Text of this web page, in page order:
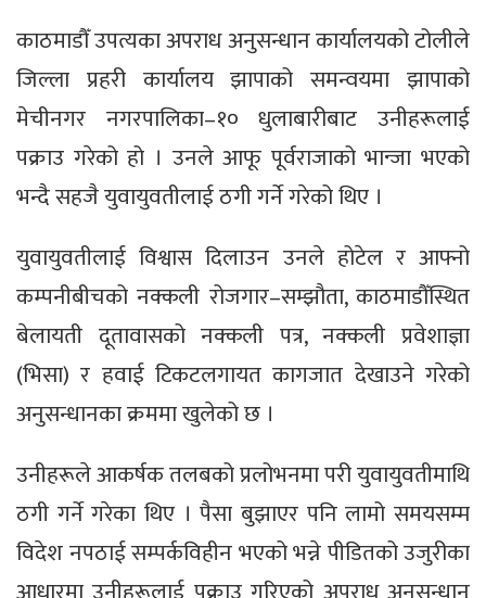
काठमाडौँ उपत्यका अपराध अनुसन्धान कार्यालयको टोलीले
जिल्ला प्रहरी कार्यालय झापाको समन्वयमा झापाको
मेचीनगर नगरपालिका–१० धुलाबारीबाट उनीहरूलाई
पक्राउ गरेको हो । उनले आफू पूर्वराजाको भान्जा भएको
भन्दै सहजै युवायुवतीलाई ठगी गर्ने गरेको थिए ।
युवायुवतीलाई विश्वास दिलाउन उनले होटेल र आफ्नो
कम्पनीबीचको नक्कली रोजगार–सम्झौता, काठमाडौँस्थित
बेलायती दूतावासको नक्कली पत्र, नक्कली प्रवेशाज्ञा
(भिसा) र हवाई टिकटलगायत कागजात देखाउने गरेको
अनुसन्धानका क्रममा खुलेको छ ।
उनीहरूले आकर्षक तलबको प्रलोभनमा परी युवायुवतीमाथि
ठगी गर्ने गरेका थिए । पैसा बुझाएर पनि लामो समयसम्म
विदेश नपठाई सम्पर्कविहीन भएको भन्ने पीडितको उजुरीका